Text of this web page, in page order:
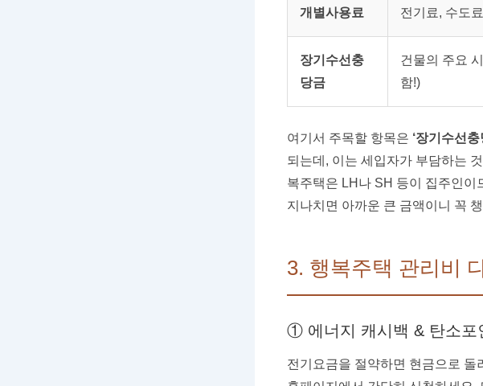
개별사용료 전기료, 수도
장기수선충
당금
건물의 주요
함!)
여기서 주목할 항목은 ‘장기수선충
되는데, 이는 세입자가 부담하는
복주택은 LH나 SH 등이 집주인이
지나치면 아까운 큰 금액이니 꼭
3. 행복주택 관리비
① 에너지 캐시백 & 탄소포
전기요금을 절약하면 현금으로 돌